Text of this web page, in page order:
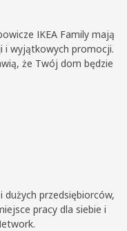
IKEA Family mają
i wyjątkowych promocji.
że Twój dom będzie
dużych przedsiębiorców,
pracy dla siebie i